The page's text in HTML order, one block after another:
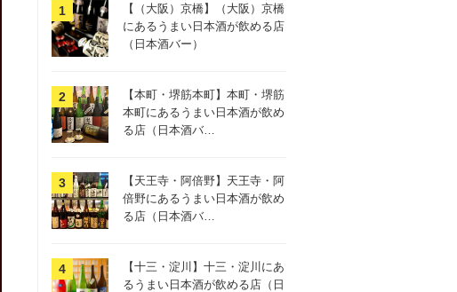
【（大阪）京橋】（大阪）京橋
にあるうまい日本酒が飲める店
（日本酒バー）
【本町・堺筋本町】本町・堺筋
本町にあるうまい日本酒が飲め
る店（日本酒バ…
【天王寺・阿倍野】天王寺・阿
倍野にあるうまい日本酒が飲め
る店（日本酒バ…
【十三・淀川】十三・淀川にあ
るうまい日本酒が飲める店（日